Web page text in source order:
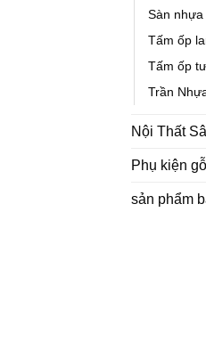
Sàn
Tấm ốp
Tấm ốp
Trần
Nội Thất
Phụ kiện
sản phẩm